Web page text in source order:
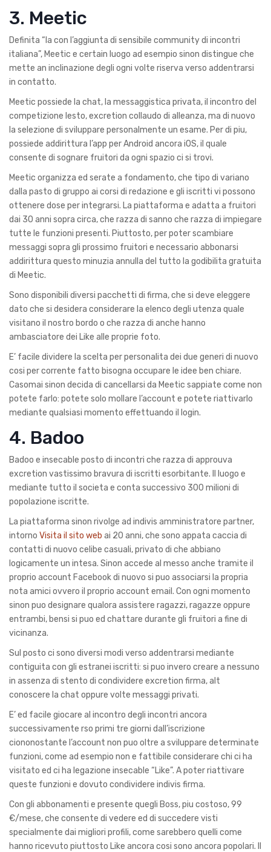
3. Meetic
Definita “la con l’aggiunta di sensibile community di incontri
italiana”, Meetic e certain luogo ad esempio sinon distingue che
mette an inclinazione degli ogni volte riserva verso addentrarsi
in contatto.
Meetic possiede la chat, la messaggistica privata, il incontro del
competizione lesto, excretion collaudo di alleanza, ma di nuovo
la selezione di sviluppare personalmente un esame. Per di piu,
possiede addirittura l’app per Android ancora iOS, il quale
consente di sognare fruitori da ogni spazio ci si trovi.
Meetic organizza ed serate a fondamento, che tipo di variano
dalla pasto di gruppo ai corsi di redazione e gli iscritti vi possono
ottenere dose per integrarsi. La piattaforma e adatta a fruitori
dai 30 anni sopra circa, che razza di sanno che razza di impiegare
tutte le funzioni presenti. Piuttosto, per poter scambiare
messaggi sopra gli prossimo fruitori e necessario abbonarsi
addirittura questo minuzia annulla del tutto la godibilita gratuita
di Meetic.
Sono disponibili diversi pacchetti di firma, che si deve eleggere
dato che si desidera considerare la elenco degli utenza quale
visitano il nostro bordo o che razza di anche hanno
ambasciatore dei Like alle proprie foto.
E’ facile dividere la scelta per personalita dei due generi di nuovo
cosi per corrente fatto bisogna occupare le idee ben chiare.
Casomai sinon decida di cancellarsi da Meetic sappiate come non
potete farlo: potete solo mollare l’account e potete riattivarlo
mediante qualsiasi momento effettuando il login.
4. Badoo
Badoo e insecable posto di incontri che razza di approuva
excretion vastissimo bravura di iscritti esorbitante. Il luogo e
mediante tutto il societa e conta successivo 300 milioni di
popolazione iscritte.
La piattaforma sinon rivolge ad indivis amministratore partner,
intorno Visita il sito web ai 20 anni, che sono appata caccia di
contatti di nuovo celibe casuali, privato di che abbiano
logicamente un intesa. Sinon accede al messo anche tramite il
proprio account Facebook di nuovo si puo associarsi la propria
nota amici ovvero il proprio account email. Con ogni momento
sinon puo designare qualora assistere ragazzi, ragazze oppure
entrambi, bensi si puo ed chattare durante gli fruitori a fine di
vicinanza.
Sul posto ci sono diversi modi verso addentrarsi mediante
contiguita con gli estranei iscritti: si puo invero creare a nessuno
in assenza di stento di condividere excretion firma, alt
conoscere la chat oppure volte messaggi privati.
E’ ed facile giocare al incontro degli incontri ancora
successivamente rso primi tre giorni dall’iscrizione
ciononostante l’account non puo oltre a sviluppare determinate
funzioni, come ad esempio non e fattibile considerare chi ci ha
visitato ed ci ha legazione insecable “Like”. A poter riattivare
queste funzioni e dovuto condividere indivis firma.
Con gli abbonamenti e presente quegli Boss, piu costoso, 99
€/mese, che consente di vedere ed di succedere visti
specialmente dai migliori profili, come sarebbero quelli come
hanno ricevuto piuttosto Like ancora cosi sono ancora popolari. Il